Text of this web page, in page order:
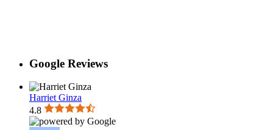
Google Reviews
Harriet Ginza
4.8